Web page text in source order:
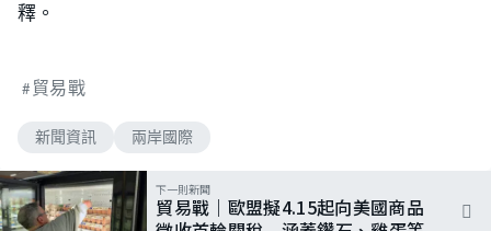
釋。
貿易戰
新聞資訊 兩岸國際
下一則新聞
貿易戰｜歐盟擬4.15起向美國商品